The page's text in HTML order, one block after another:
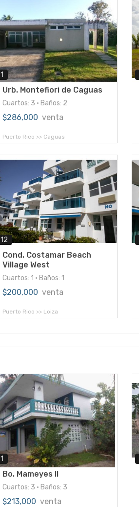
1
Urb. Montefiori de Caguas
Cuartos: 3 • Baños: 2
$286,000 venta
Puerto Rico >> Caguas
12
Cond. Costamar Beach
Village West
Cuartos: 1 • Baños: 1
$200,000 venta
Puerto Rico >> Loiza
1
Bo. Mameyes II
Cuartos: 3 • Baños: 3
$213,000 venta